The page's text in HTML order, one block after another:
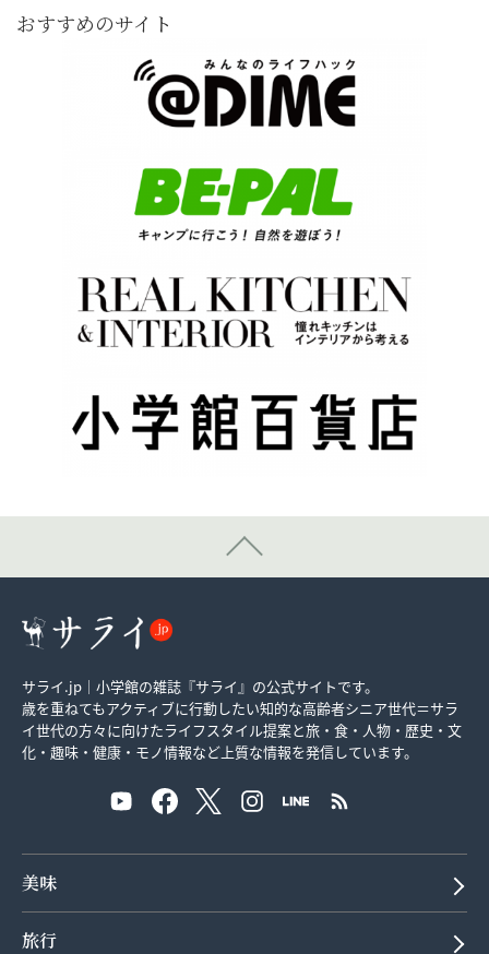
おすすめのサイト
サライ.jp｜小学館の雑誌『サライ』の公式サイトです。
歳を重ねてもアクティブに行動したい知的な高齢者シニア世代＝サラ
イ世代の方々に向けたライフスタイル提案と旅・食・人物・歴史・文
化・趣味・健康・モノ情報など上質な情報を発信しています。
美味
旅行